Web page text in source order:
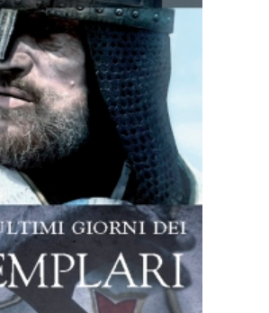
AGGIUNGI AL CARRELLO